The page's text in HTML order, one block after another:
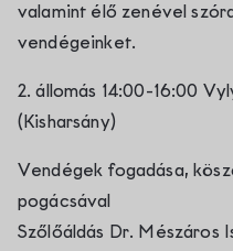
valamint élő zenével
vendégeinket.
2. állomás 14:00-16:00
(Kisharsány)
Vendégek fogadása,
pogácsával
Szőlőáldás Dr. Mészáros